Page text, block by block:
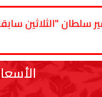
الأمير سلطان